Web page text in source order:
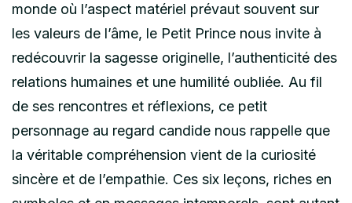
monde où l’aspect matériel prévaut souvent sur
les valeurs de l’âme, le Petit Prince nous invite à
redécouvrir la sagesse originelle, l’authenticité des
relations humaines et une humilité oubliée. Au fil
de ses rencontres et réflexions, ce petit
personnage au regard candide nous rappelle que
la véritable compréhension vient de la curiosité
sincère et de l’empathie. Ces six leçons, riches en